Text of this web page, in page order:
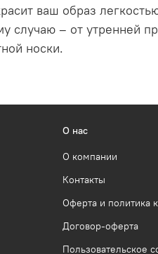
ваш образ
случаю – от утренней
носки.
О нас
О компании
Контакты
Оферта и политика
Договор-оферта
Пользовательское